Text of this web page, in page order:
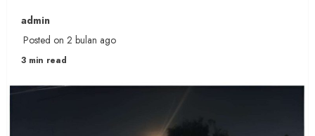
admin
Posted on 2 bulan ago
3 min read